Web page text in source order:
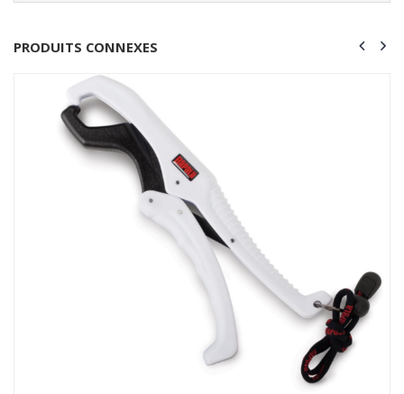
PRODUITS CONNEXES